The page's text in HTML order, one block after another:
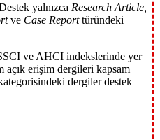
yalnızca Research Article,
ve Case Reporttüründeki
ve AHCI indekslerinde yer
açık erişim dergileri kapsam
dergiler destek